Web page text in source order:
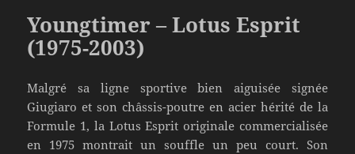
Youngtimer – Lotus Esprit
(1975-2003)
Malgré sa ligne sportive bien aiguisée signée
Giugiaro et son châssis-poutre en acier hérité de la
Formule 1, la Lotus Esprit originale commercialisée
en 1975 montrait un souffle un peu court. Son